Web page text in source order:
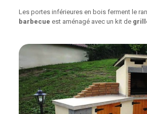
Les portes inférieures en bois ferment le
barbecue est aménagé avec un kit de